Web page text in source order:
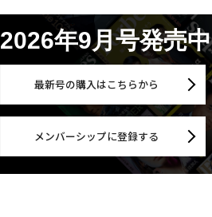
2026年9月号発売中
最新号の購入はこちらから
メンバーシップに登録する